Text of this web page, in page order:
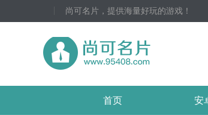
尚可名片，提供海量好玩的游戏！
首页 安